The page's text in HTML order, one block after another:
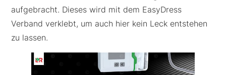
aufgebracht. Dieses wird mit dem EasyDress
Verband verklebt, um auch hier kein Leck entstehen
zu lassen.